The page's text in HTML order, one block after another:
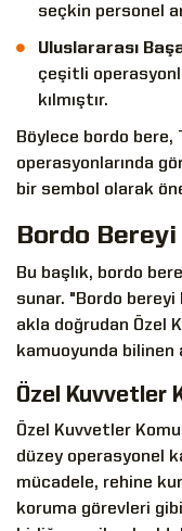
seçkin personel
Uluslararası
çeşitli
kılmıştır.
Böylece bordo bere,
operasyonlarında
bir sembol olarak
Bordo
Bu başlık, bordo
sunar. "Bordo
akla doğrudan Özel
kamuoyunda bilinen
Özel Kuvvetler
Özel Kuvvetler
düzey operasyonel
mücadele, rehine
koruma görevleri